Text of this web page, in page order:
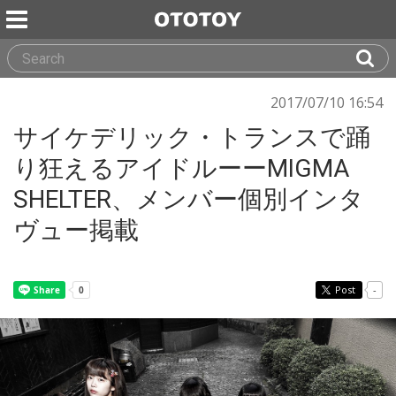
2017/07/10 16:54
サイケデリック・トランスで踊
り狂えるアイドルーーMIGMA
SHELTER、メンバー個別インタ
ヴュー掲載
Post -